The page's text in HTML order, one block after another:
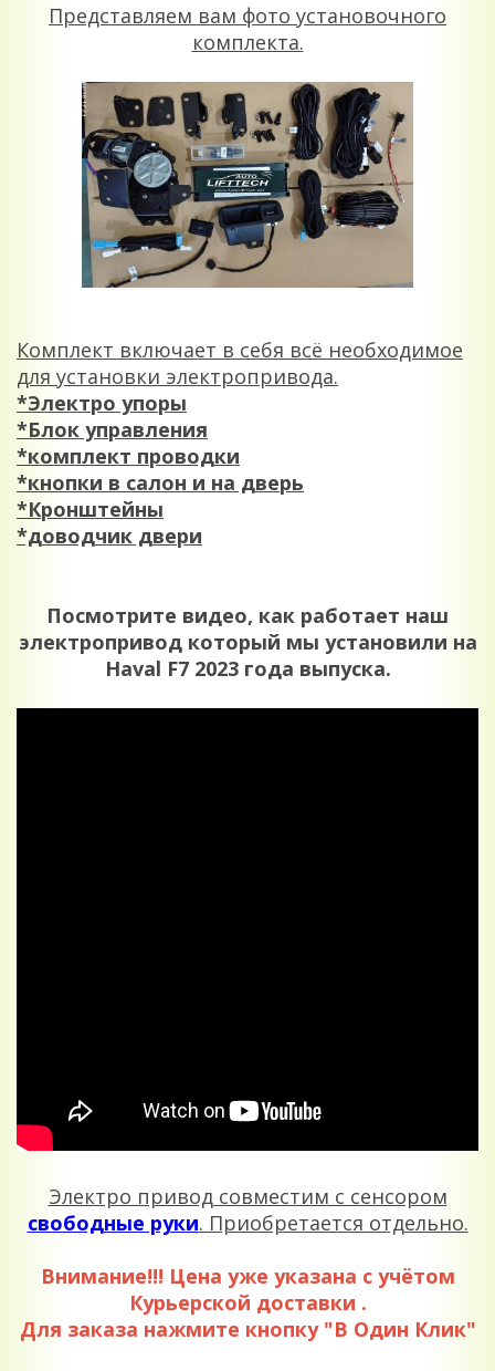
Представляем вам фото установочного
комплекта.
Комплект включает в себя всё необходимое
для установки электропривода.
*Электро упоры
*Блок управления
*комплект проводки
*кнопки в салон и на дверь
*Кронштейны
*доводчик двери
Посмотрите видео, как работает наш
электропривод который мы установили на
Haval F7 2023 года выпуска.
Электро привод совместим с сенсором
свободные руки. Приобретается отдельно.
Внимание!!! Цена уже указана с учётом
Курьерской доставки .
Для заказа нажмите кнопку "В Один Клик"